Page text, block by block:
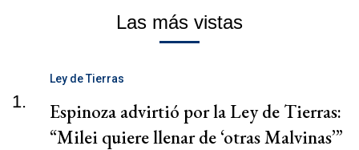
Las más vistas
1.
Ley de Tierras
Espinoza advirtió por la Ley de Tierras:
“Milei quiere llenar de ‘otras Malvinas’”